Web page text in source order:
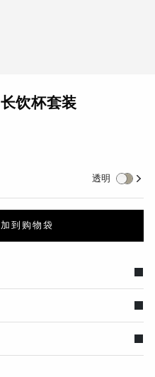
饮杯套装
透明
到购物袋